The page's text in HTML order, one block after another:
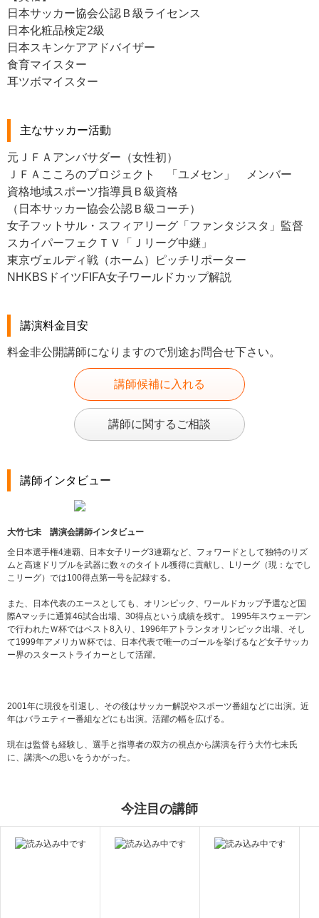
日本サッカー協会公認Ｂ級ライセンス
日本化粧品検定2級
日本スキンケアアドバイザー
食育マイスター
耳ツボマイスター
主なサッカー活動
元ＪＦＡアンバサダー（女性初）
ＪＦＡこころのプロジェクト 「ユメセン」 メンバー
資格地域スポーツ指導員Ｂ級資格
（日本サッカー協会公認Ｂ級コーチ）
女子フットサル・スフィアリーグ「ファンタジスタ」監督
スカイパーフェクＴＶ「Ｊリーグ中継」
東京ヴェルディ戦（ホーム）ピッチリポーター
NHKBSドイツFIFA女子ワールドカップ解説
講演料金目安
料金非公開講師になりますので別途お問合せ下さい。
講師候補に入れる
講師に関するご相談
講師インタビュー
大竹七未 講演会講師インタビュー
全日本選手権4連覇、日本女子リーグ3連覇など、フォワードとして独特のリズ
ムと高速ドリブルを武器に数々のタイトル獲得に貢献し、Lリーグ（現：なでし
こリーグ）では100得点第一号を記録する。
また、日本代表のエースとしても、オリンピック、ワールドカップ予選など国
際Aマッチに通算46試合出場、30得点という成績を残す。 1995年スウェーデン
で行われたＷ杯ではベスト8入り、1996年アトランタオリンピック出場、そし
て1999年アメリカＷ杯では、日本代表で唯一のゴールを挙げるなど女子サッカ
ー界のスターストライカーとして活躍。
2001年に現役を引退し、その後はサッカー解説やスポーツ番組などに出演。近
年はバラエティー番組などにも出演。活躍の幅を広げる。
現在は監督も経験し、選手と指導者の双方の視点から講演を行う大竹七未氏
に、講演への思いをうかがった。
今注目の講師